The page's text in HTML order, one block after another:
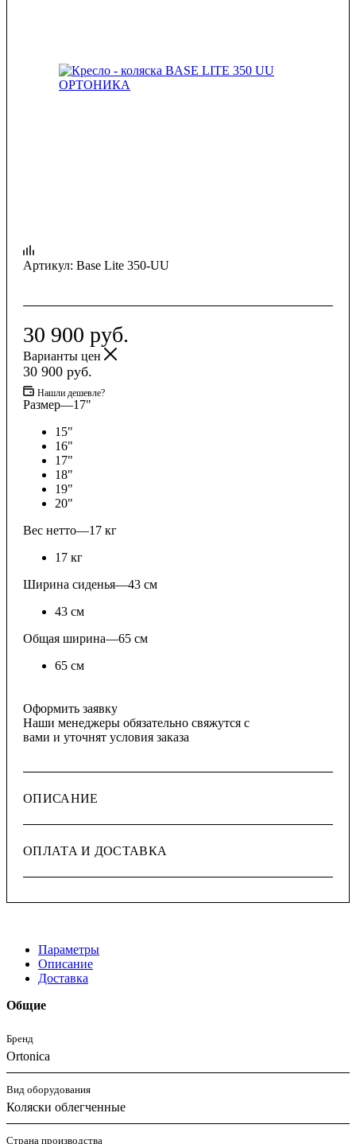
Артикул: Base Lite 350-UU
30 900 руб.
Варианты цен
30 900 руб.
Нашли дешевле?
Размер—17"
15"
16"
17"
18"
19"
20"
Вес нетто—17 кг
17 кг
Ширина сиденья—43 см
43 см
Общая ширина—65 см
65 см
Оформить заявку
Наши менеджеры обязательно свяжутся с
вами и уточнят условия заказа
ОПИСАНИЕ
ОПЛАТА И ДОСТАВКА
Параметры
Описание
Доставка
Общие
Бренд
Ortonica
Вид оборудования
Коляски облегченные
Страна производства